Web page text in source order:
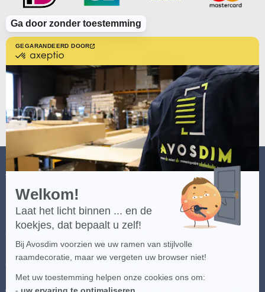
GEGARANDEERD DOOR
Meer
over
Axeptio
Welkom!
Laat het licht binnen ... en de
koekjes, dat bepaalt u zelf!
Bij Avosdim voorzien we uw ramen van stijlvolle
raamdecoratie, maar we vergeten uw browser niet!
Met uw toestemming helpen onze cookies ons om:
Ga door zonder toestemming
AVOSDIM
(*) Ontdek de voorwaarden van de aanbieding
(**) Gratis levering voor alle bestellingen van meer dan €100 naar
Nederland en België - uitgezonderd speciale bestemmingen. Aanbod
geldig op de goedkoopste beschikbare vervoerder. Klik